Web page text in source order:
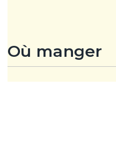
Où manger